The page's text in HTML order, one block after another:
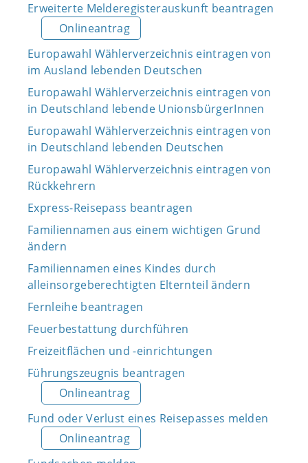
Erweiterte Melderegisterauskunft beantragen
Onlineantrag
Europawahl Wählerverzeichnis eintragen von
im Ausland lebenden Deutschen
Europawahl Wählerverzeichnis eintragen von
in Deutschland lebende UnionsbürgerInnen
Europawahl Wählerverzeichnis eintragen von
in Deutschland lebenden Deutschen
Europawahl Wählerverzeichnis eintragen von
Rückkehrern
Express-Reisepass beantragen
Familiennamen aus einem wichtigen Grund
ändern
Familiennamen eines Kindes durch
alleinsorgeberechtigten Elternteil ändern
Fernleihe beantragen
Feuerbestattung durchführen
Freizeitflächen und -einrichtungen
Führungszeugnis beantragen
Onlineantrag
Fund oder Verlust eines Reisepasses melden
Onlineantrag